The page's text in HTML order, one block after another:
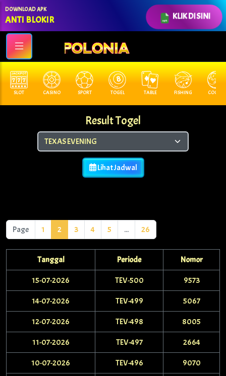
KLIK DI SINI
DOWNLOAD APK
ANTI BLOKIR
SLOT CASINO SPORT TOGEL TABLE FISHING COCK F.
Result Togel
Lihat Jadwal
Page 1 2 3 4 5 ... 26
Tanggal Periode Nomor
15-07-2026 TEV-500 9573
14-07-2026 TEV-499 5067
12-07-2026 TEV-498 8005
11-07-2026 TEV-497 2664
10-07-2026 TEV-496 9070